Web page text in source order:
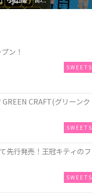
ン！
SWEETS
CRAFT(グリーンク
SWEETS
先行発売！王冠キティのフ
SWEETS